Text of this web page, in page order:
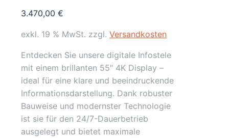
3.470,00 €
exkl. 19 % MwSt. zzgl. Versandkosten
Entdecken Sie unsere digitale Infostele
mit einem brillanten 55″ 4K Display –
ideal für eine klare und beeindruckende
Informationsdarstellung. Dank robuster
Bauweise und modernster Technologie
ist sie für den 24/7-Dauerbetrieb
ausgelegt und bietet maximale